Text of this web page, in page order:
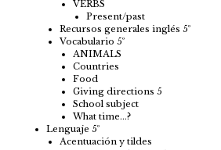
VERBS
Present/past
Recursos generales inglés 5º
Vocabulario 5º
ANIMALS
Countries
Food
Giving directions 5
School subject
What time…?
Lenguaje 5º
Acentuación y tildes